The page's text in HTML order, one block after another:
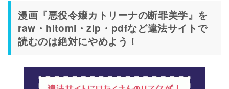
漫画『悪役令嬢カトリーナの断罪美学』を
raw・hitomi・zip・pdfなど違法サイトで
読むのは絶対にやめよう！